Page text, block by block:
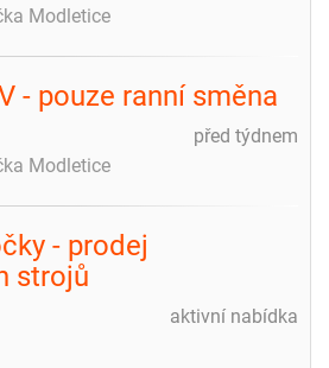
Modletice
- pouze ranní směna
před týdnem
Modletice
- prodej
strojů
aktivní nabídka